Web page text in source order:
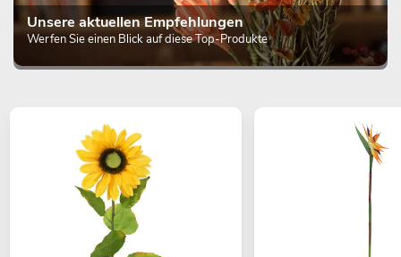
Unsere aktuellen Empfehlungen
Werfen Sie einen Blick auf diese Top-Produkte